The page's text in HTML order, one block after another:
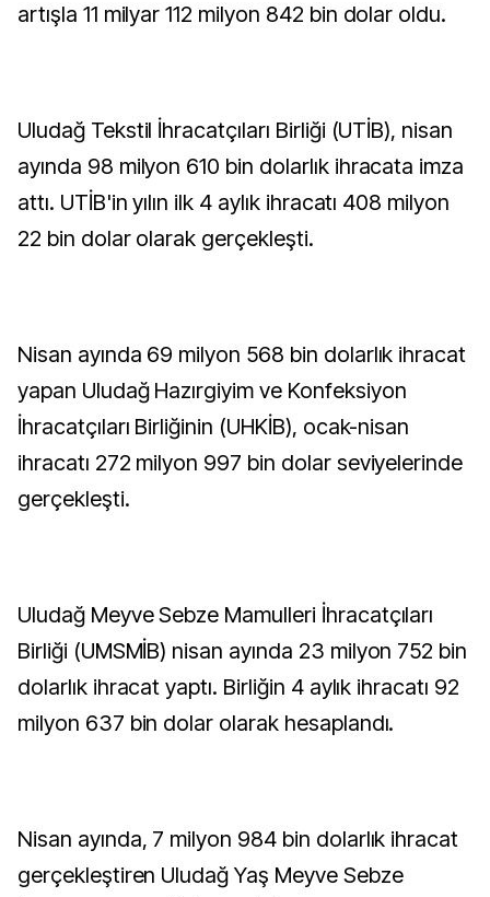
artışla 11 milyar 112 milyon 842 bin dolar oldu.
Uludağ Tekstil İhracatçıları Birliği (UTİB), nisan
ayında 98 milyon 610 bin dolarlık ihracata imza
attı. UTİB'in yılın ilk 4 aylık ihracatı 408 milyon
22 bin dolar olarak gerçekleşti.
Nisan ayında 69 milyon 568 bin dolarlık ihracat
yapan Uludağ Hazırgiyim ve Konfeksiyon
İhracatçıları Birliğinin (UHKİB), ocak-nisan
ihracatı 272 milyon 997 bin dolar seviyelerinde
gerçekleşti.
Uludağ Meyve Sebze Mamulleri İhracatçıları
Birliği (UMSMİB) nisan ayında 23 milyon 752 bin
dolarlık ihracat yaptı. Birliğin 4 aylık ihracatı 92
milyon 637 bin dolar olarak hesaplandı.
Nisan ayında, 7 milyon 984 bin dolarlık ihracat
gerçekleştiren Uludağ Yaş Meyve Sebze